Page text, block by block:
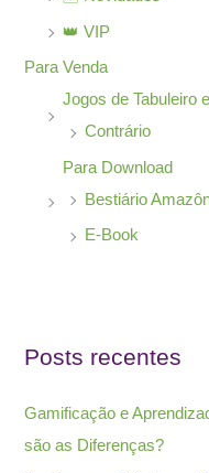
👑 VIP
Para Venda
Jogos de Tabuleiro
Contrário
Para Download
Bestiário
E-Book
Posts recentes
Gamificação e
são as Diferenças?